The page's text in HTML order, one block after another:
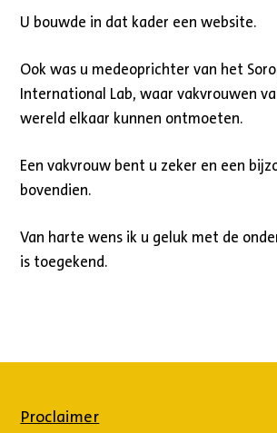
U bouwde in dat kader een website.
Ook was u medeoprichter van het
International Lab, waar vakvrouwen
wereld elkaar kunnen ontmoeten.
Een vakvrouw bent u zeker en een
bovendien.
Van harte wens ik u geluk met de
is toegekend.
Proclaimer